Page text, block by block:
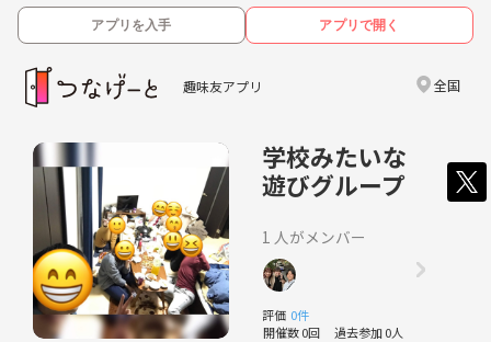
アプリを入手 アプリで開く
趣味友アプリ 全国
学校みたいな
遊びグループ
1 人がメンバー
評価 0件
開催数 0回 過去参加 0人